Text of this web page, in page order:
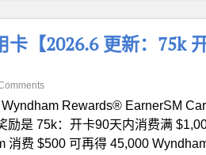
【2026.6 更新：75k
Wyndham Rewards® EarnerSM
励是 75k：开卡90天内消费满
费 $500 可再得 45,000